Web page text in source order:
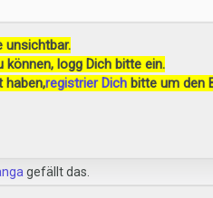
unsichtbar.
können, logg Dich bitte ein.
haben,registrier Dich bitte um den
gefällt das.